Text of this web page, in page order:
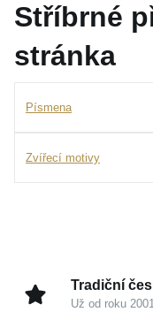
Stříbrné
stránka
Písmena
Zvířecí motivy
Tradiční
Už od roku